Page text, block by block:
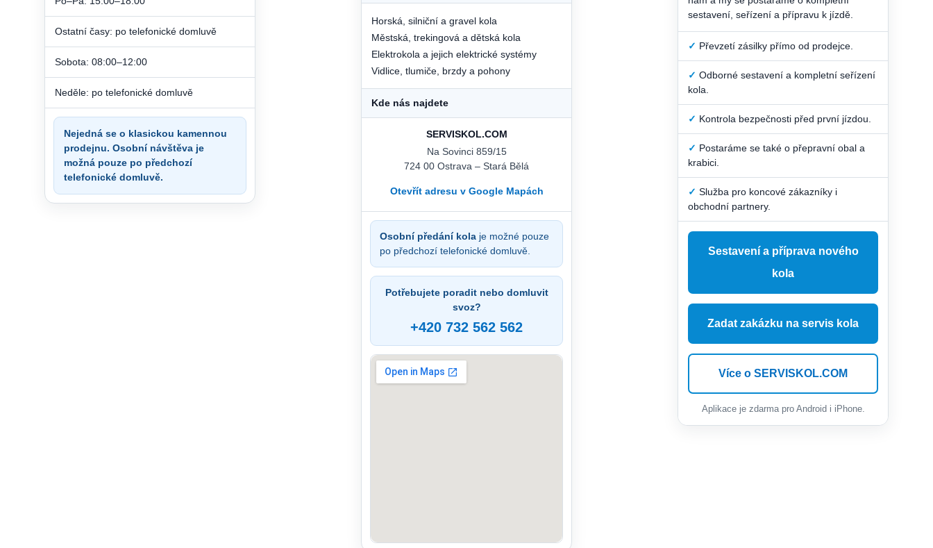
Ostatní časy: po telefonické domluvě
Sobota: 08:00–12:00
Neděle: po telefonické domluvě
Nejedná se o klasickou kamennou
prodejnu. Osobní návštěva je
možná pouze po předchozí
telefonické domluvě.
Horská, silniční a gravel kola
Městská, trekingová a dětská kola
Elektrokola a jejich elektrické systémy
Vidlice, tlumiče, brzdy a pohony
Kde nás najdete
SERVISKOL.COM
Na Sovinci 859/15
724 00 Ostrava – Stará Bělá
Otevřít adresu v Google Mapách
Osobní předání kola je možné pouze
po předchozí telefonické domluvě.
Potřebujete poradit nebo domluvit
svoz?
+420 732 562 562
sestavení, seřízení a přípravu k jízdě.
✓ Převzetí zásilky přímo od prodejce.
✓ Odborné sestavení a kompletní seřízení
kola.
✓ Kontrola bezpečnosti před první jízdou.
✓ Postaráme se také o přepravní obal a
krabici.
✓ Služba pro koncové zákazníky i
obchodní partnery.
Sestavení a příprava nového
kola
Zadat zakázku na servis kola
Více o SERVISKOL.COM
Aplikace je zdarma pro Android i iPhone.